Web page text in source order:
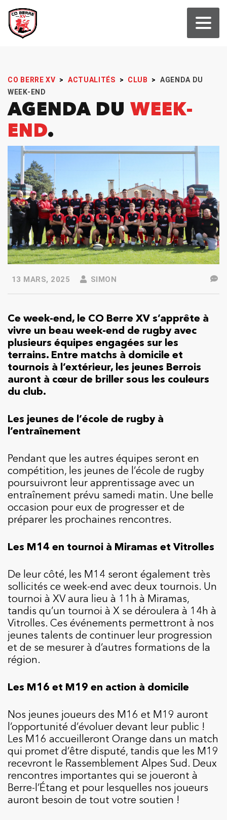
CO BERRE XV > ACTUALITÉS > CLUB >
AGENDA DU
WEEK-END
AGENDA DU WEEK-
END
13 MARS, 2025 SIMON
Ce week-end, le CO Berre XV s’apprête à
vivre un beau week-end de rugby avec
plusieurs équipes engagées sur les
terrains. Entre matchs à domicile et
tournois à l’extérieur, les jeunes Berrois
auront à cœur de briller sous les couleurs
du club.
Les jeunes de l’école de rugby à
l’entraînement
Pendant que les autres équipes seront en
compétition, les jeunes de l’école de rugby
poursuivront leur apprentissage avec un
entraînement prévu samedi matin. Une belle
occasion pour eux de progresser et de
préparer les prochaines rencontres.
Les M14 en tournoi à Miramas et Vitrolles
De leur côté, les M14 seront également très
sollicités ce week-end avec deux tournois. Un
tournoi à XV aura lieu à 11h à Miramas,
tandis qu’un tournoi à X se déroulera à 14h à
Vitrolles. Ces événements permettront à nos
jeunes talents de continuer leur progression
et de se mesurer à d’autres formations de la
région.
Les M16 et M19 en action à domicile
Nos jeunes joueurs des M16 et M19 auront
l’opportunité d’évoluer devant leur public !
Les M16 accueilleront Orange dans un match
qui promet d’être disputé, tandis que les M19
recevront le Rassemblement Alpes Sud. Deux
rencontres importantes qui se joueront à
Berre-l’Étang et pour lesquelles nos joueurs
auront besoin de tout votre soutien !